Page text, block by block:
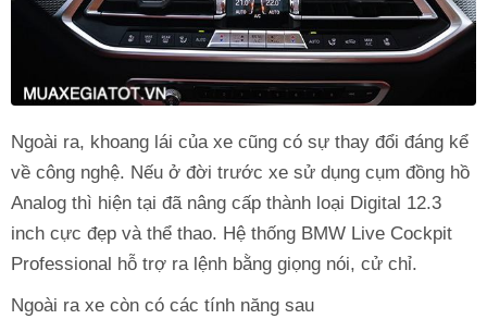
Ngoài ra, khoang lái của xe cũng có sự thay đổi đáng kể
về công nghệ. Nếu ở đời trước xe sử dụng cụm đồng hồ
Analog thì hiện tại đã nâng cấp thành loại Digital 12.3
inch cực đẹp và thể thao. Hệ thống BMW Live Cockpit
Professional hỗ trợ ra lệnh bằng giọng nói, cử chỉ.
Ngoài ra xe còn có các tính năng sau